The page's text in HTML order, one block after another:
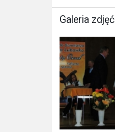
Galeria zdjęć